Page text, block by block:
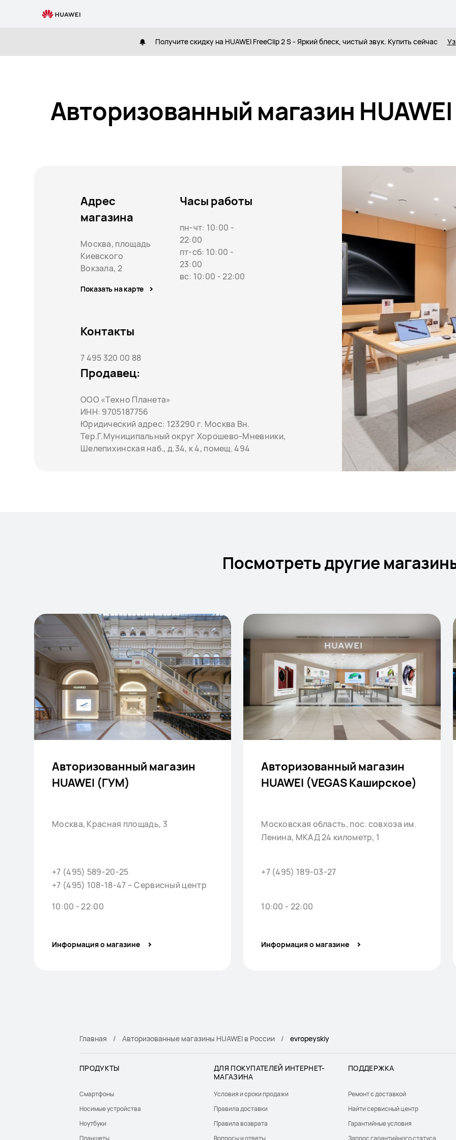
Получите скидку на HUAWEI FreeClip 2 S - Яркий блеск, чистый звук. Купить сейчас
Авторизованный магазин
Адрес
магазина
Москва, площадь
Киевского
Вокзала, 2
Показать на карте
Часы работы
пн-чт: 10:00 -
22:00
пт-сб: 10:00 -
23:00
вс: 10:00 - 22:00
Контакты
7 495 320 00 88
Продавец:
ООО «Техно Планета»
ИНН: 9705187756
Юридический адрес: 123290 г. Москва Вн.
Тер.Г.Муниципальный округ Хорошево-Мневники,
Шелепихинская наб., д.34, к 4, помещ. 494
Посмотреть другие
Авторизованный магазин
HUAWEI (ГУМ)
Москва, Красная площадь, 3
+7 (495) 589-20-25
+7 (495) 108-18-47 – Сервисный центр
10:00 - 22:00
Информация о магазине
Авторизованный магазин
HUAWEI (VEGAS Каширское)
Московская область, пос. совхоза им.
Ленина, МКАД 24 километр, 1
+7 (495) 189-03-27
10:00 - 22:00
Информация о магазине
Главная Авторизованные магазины HUAWEI в России evropeyskiy
ПРОДУКТЫ
Смартфоны
Носимые устройства
Ноутбуки
ДЛЯ ПОКУПАТЕЛЕЙ ИНТЕРНЕТ-
МАГАЗИНА
Условия и сроки продажи
Правила доставки
Правила возврата
ПОДДЕРЖКА
Ремонт с доставкой
Найти сервисный центр
Гарантийные условия